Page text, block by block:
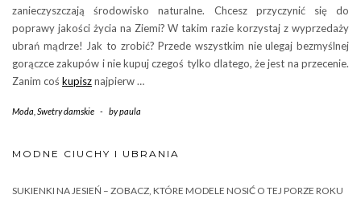
zanieczyszczają środowisko naturalne. Chcesz przyczynić się do
poprawy jakości życia na Ziemi? W takim razie korzystaj z wyprzedaży
ubrań mądrze! Jak to zrobić? Przede wszystkim nie ulegaj bezmyślnej
gorączce zakupów i nie kupuj czegoś tylko dlatego, że jest na przecenie.
Zanim coś kupisznajpierw …
Moda Swetry damskie - bypaula
MODNE CIUCHY I UBRANIA
SUKIENKI NA JESIEŃ – ZOBACZ, KTÓRE MODELE NOSIĆ O TEJ PORZE ROKU